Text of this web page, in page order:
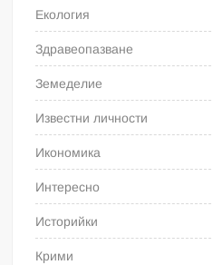
Екология
Здравеопазване
Земеделие
Известни личности
Икономика
Интересно
Историйки
Крими